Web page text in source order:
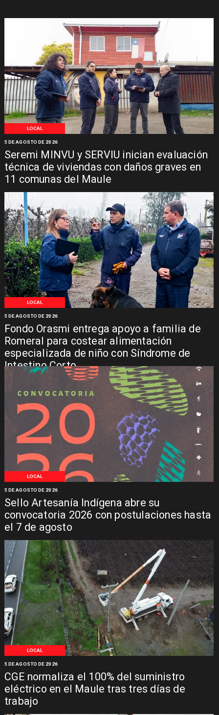
LOCAL
Seremi MINVU y SERVIU inician evaluación
técnica de viviendas con daños graves en
11 comunas del Maule
5 DE AGOSTO DE 2026
LOCAL
Fondo Orasmi entrega apoyo a familia de
Romeral para costear alimentación
especializada de niño con Síndrome de
Intestino Corto
5 DE AGOSTO DE 2026
LOCAL
Sello Artesanía Indígena abre su
convocatoria 2026 con postulaciones hasta
el 7 de agosto
5 DE AGOSTO DE 2026
LOCAL
CGE normaliza el 100% del suministro
eléctrico en el Maule tras tres días de
trabajo
5 DE AGOSTO DE 2026